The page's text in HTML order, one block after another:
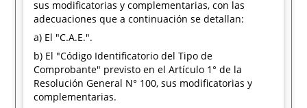
sus modificatorias y complementarias, con las
adecuaciones que a continuación se detallan:
a) El "C.A.E.".
b) El "Código Identificatorio del Tipo de
Comprobante" previsto en el Artículo 1° de la
Resolución General N° 100, sus modificatorias y
complementarias.